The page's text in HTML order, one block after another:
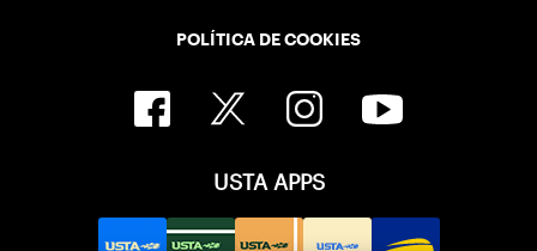
POLÍTICA DE COOKIES
USTA APPS